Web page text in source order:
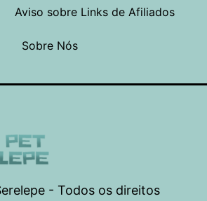
Aviso sobre Links de Afiliados
Sobre Nós
- Todos os direitos